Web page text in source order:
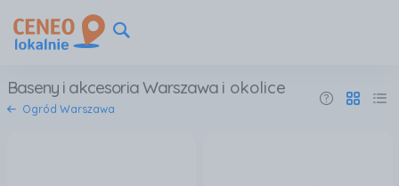
Baseny i akcesoria Warszawa i okolice
Ogród Warszawa